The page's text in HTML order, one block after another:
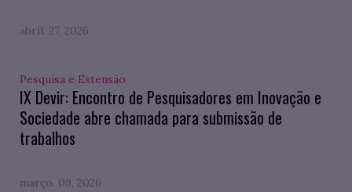
abril. 27, 2026
Pesquisa e Extensão
IX Devir: Encontro de Pesquisadores em Inovação e
Sociedade abre chamada para submissão de
trabalhos
março. 09, 2026